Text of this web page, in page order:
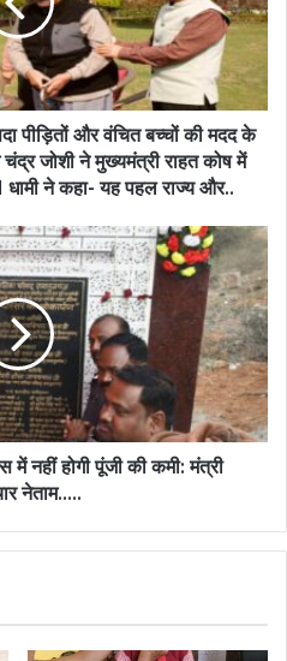
और वंचित बच्चों की मदद के
चंद्र जोशी ने मुख्यमंत्री राहत कोष में
ने कहा- यह पहल राज्य और..
नहीं होगी पूंजी की कमी: मंत्री
नेताम…..